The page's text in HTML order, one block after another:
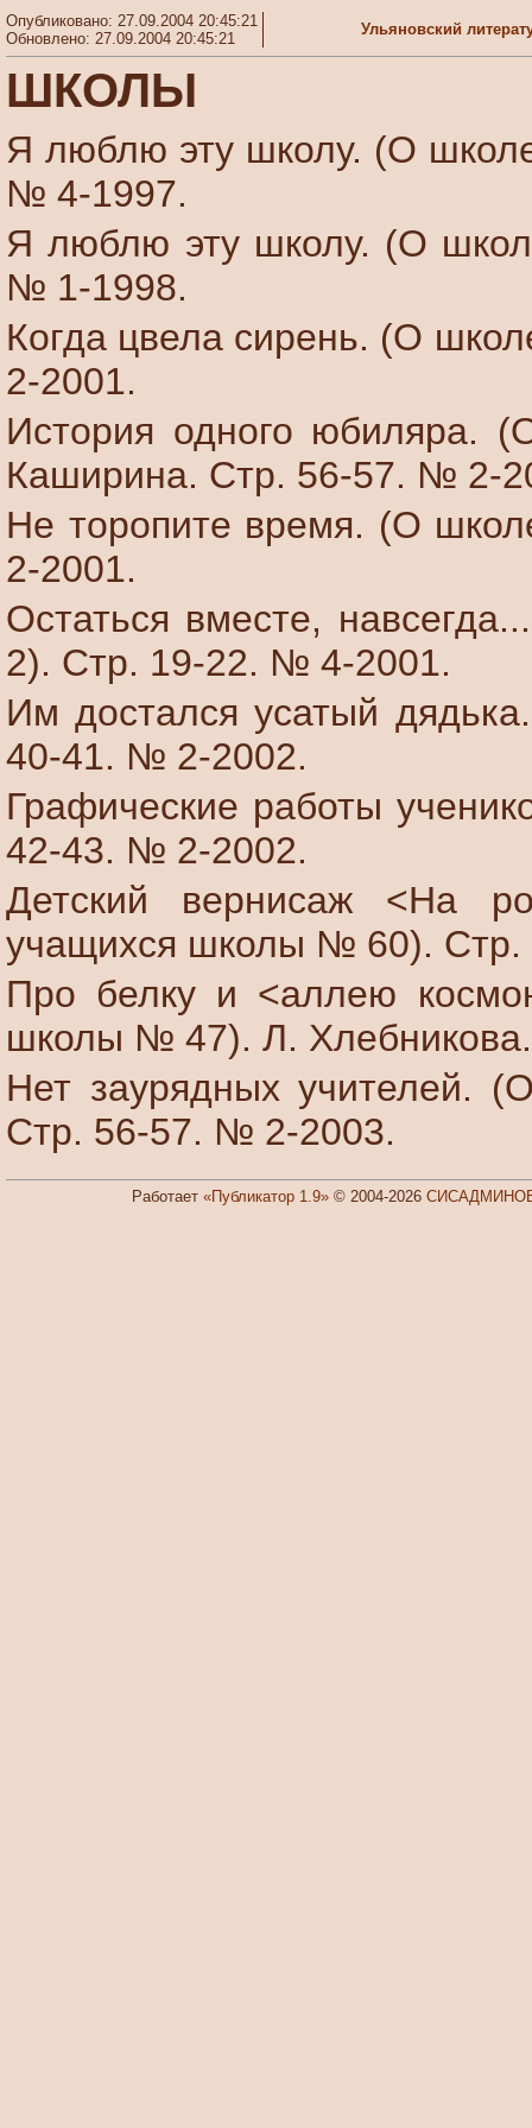
Опубликовано: 27.09.2004 20:45:21
Обновлено: 27.09.2004 20:45:21
Ульяновский
ШКОЛЫ
Я люблю эту школу. (О
№ 4-1997.
Я люблю эту школу. (О
№ 1-1998.
Когда цвела сирень. (О
2-2001.
История одного
Каширина. Стр. 56-57. № 2-
Не торопите время. (О
2-2001.
Остаться вместе,
2). Стр. 19-22. № 4-2001.
Им достался усатый
40-41. № 2-2002.
Графические работы
42-43. № 2-2002.
Детский вернисаж <На
учащихся школы № 60).
Про белку и <аллею
школы № 47). Л.
Нет заурядных учителей.
Стр. 56-57. № 2-2003.
Работает «Публикатор 1.9»© 2004-2026